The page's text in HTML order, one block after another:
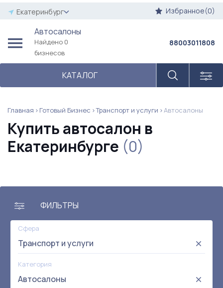
Екатеринбург Избранное(0)
Автосалоны
Найдено 0
бизнесов
КАТАЛОГ
88003011808
Главная Готовый Бизнес Транспорт и услуги Автосалоны
Купить автосалон в
Екатеринбурге (0)
ФИЛЬТРЫ
Сфера
Транспорт и услуги
Категория
Автосалоны